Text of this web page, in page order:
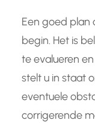
Een goed plan
begin. Het is
te evalueren
stelt u in staat
eventuele
corrigerende